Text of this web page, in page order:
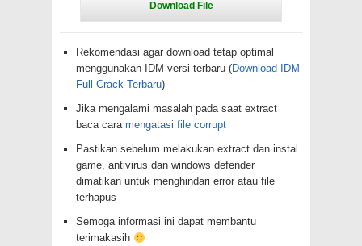
Rekomendasi agar download tetap optimal
menggunakan IDM versi terbaru (Download IDM
Full Crack Terbaru)
Jika mengalami masalah pada saat extract
baca cara mengatasi file corrupt
Pastikan sebelum melakukan extract dan instal
game, antivirus dan windows defender
dimatikan untuk menghindari error atau file
terhapus
Semoga informasi ini dapat membantu
terimakasih